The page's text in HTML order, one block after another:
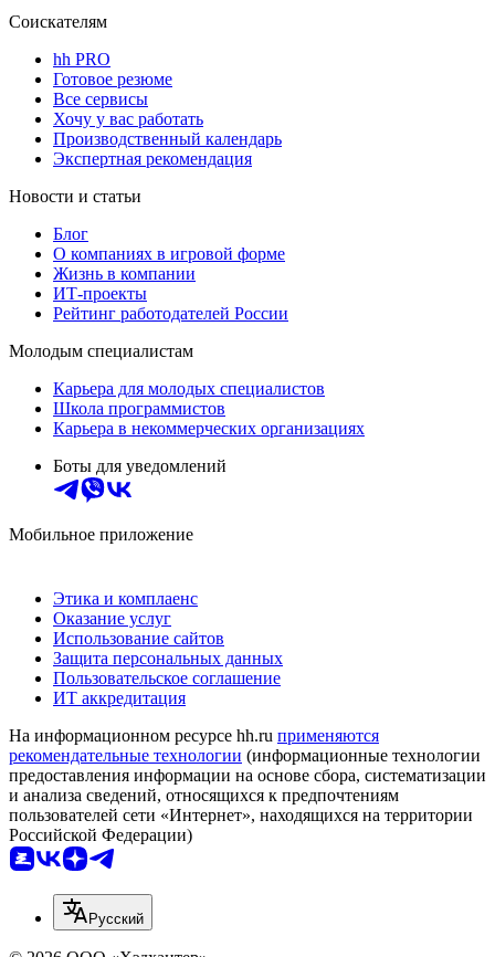
Соискателям
hh PRO
Готовое резюме
Все сервисы
Хочу у вас работать
Производственный календарь
Экспертная рекомендация
Новости и статьи
Блог
О компаниях в игровой форме
Жизнь в компании
ИТ-проекты
Рейтинг работодателей России
Молодым специалистам
Карьера для молодых специалистов
Школа программистов
Карьера в некоммерческих организациях
Боты для уведомлений
Мобильное приложение
Этика и комплаенс
Оказание услуг
Использование сайтов
Защита персональных данных
Пользовательское соглашение
ИТ аккредитация
На информационном ресурсе hh.ru применяются
рекомендательные технологии (информационные технологии
предоставления информации на основе сбора, систематизации
и анализа сведений, относящихся к предпочтениям
пользователей сети «Интернет», находящихся на территории
Российской Федерации)
Русский